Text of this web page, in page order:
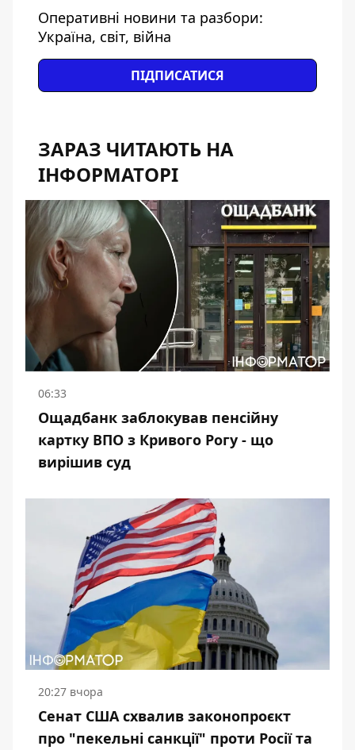
Оперативні новини та разбори:
Україна, світ, війна
ПІДПИСАТИСЯ
ЗАРАЗ ЧИТАЮТЬ НА
ІНФОРМАТОРІ
06:33
Ощадбанк заблокував пенсійну
картку ВПО з Кривого Рогу - що
вирішив суд
20:27 вчора
Сенат США схвалив законопроєкт
про "пекельні санкції" проти Росії та